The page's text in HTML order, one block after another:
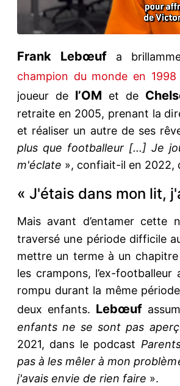
Frank Lebœuf a
champion du monde en 1998
joueur de l’OM et de
retraite en 2005, prenant la
et réaliser un autre de ses
plus que footballeur [...] Je
m'éclate », confiait-il en 2022,
« J'étais dans mon lit,
Mais avant d’entamer cette
traversé une période difficile
mettre un terme à un
les crampons, l’ex-
rompu durant la même
deux enfants. Lebœuf
enfants ne se sont pas
2021, dans le podcast
pas à les mêler à mon
j'avais envie de rien faire ».